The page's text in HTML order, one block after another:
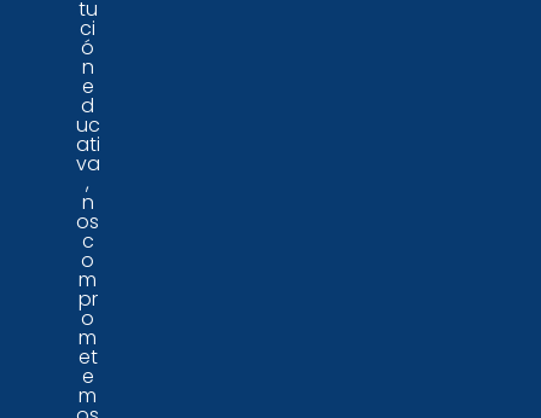
tu
ci
ó
n
e
d
uc
ati
va
,
n
os
c
o
m
pr
o
m
et
e
m